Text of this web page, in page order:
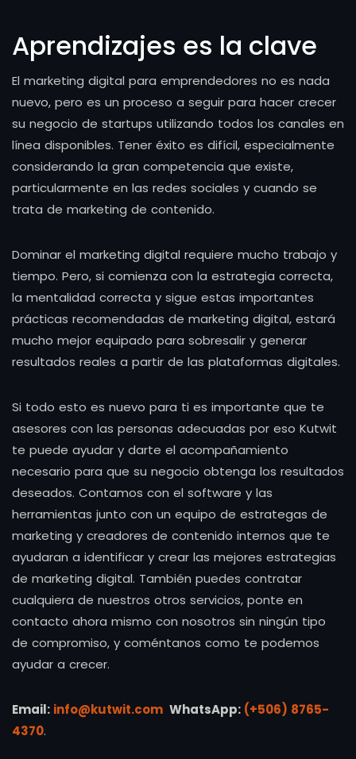
Aprendizajes es la clave
El marketing digital para emprendedores no es nada
nuevo, pero es un proceso a seguir para hacer crecer
su negocio de startups utilizando todos los canales en
línea disponibles. Tener éxito es difícil, especialmente
considerando la gran competencia que existe,
particularmente en las redes sociales y cuando se
trata de marketing de contenido.
Dominar el marketing digital requiere mucho trabajo y
tiempo. Pero, si comienza con la estrategia correcta,
la mentalidad correcta y sigue estas importantes
prácticas recomendadas de marketing digital, estará
mucho mejor equipado para sobresalir y generar
resultados reales a partir de las plataformas digitales.
Si todo esto es nuevo para ti es importante que te
asesores con las personas adecuadas por eso Kutwit
te puede ayudar y darte el acompañamiento
necesario para que su negocio obtenga los resultados
deseados. Contamos con el software y las
herramientas junto con un equipo de estrategas de
marketing y creadores de contenido internos que te
ayudaran a identificar y crear las mejores estrategias
de marketing digital. También puedes contratar
cualquiera de nuestros otros servicios, ponte en
contacto ahora mismo con nosotros sin ningún tipo
de compromiso, y coméntanos como te podemos
ayudar a crecer.
Email: info@kutwit.com WhatsApp: (+506) 8765-
4370.